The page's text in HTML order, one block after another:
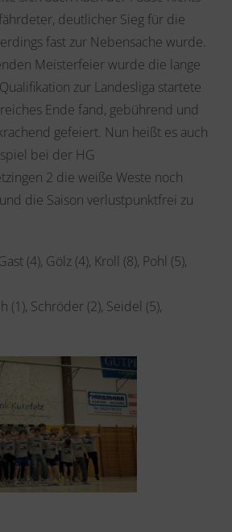
deutlicher Sieg für die
fast zur Nebensache wurde.
Meisterfeier wurde die lange
zur Landesliga startete
Ende fand, gebührend und
gefeiert. Nun heißt es auch
bei der HG
2 die weiße Weste noch
die Saison verlustpunktfrei zu
(4), Gölz (4), Kroll (8), Pohl (5),
(1), Schröder (2), Seidel (5),